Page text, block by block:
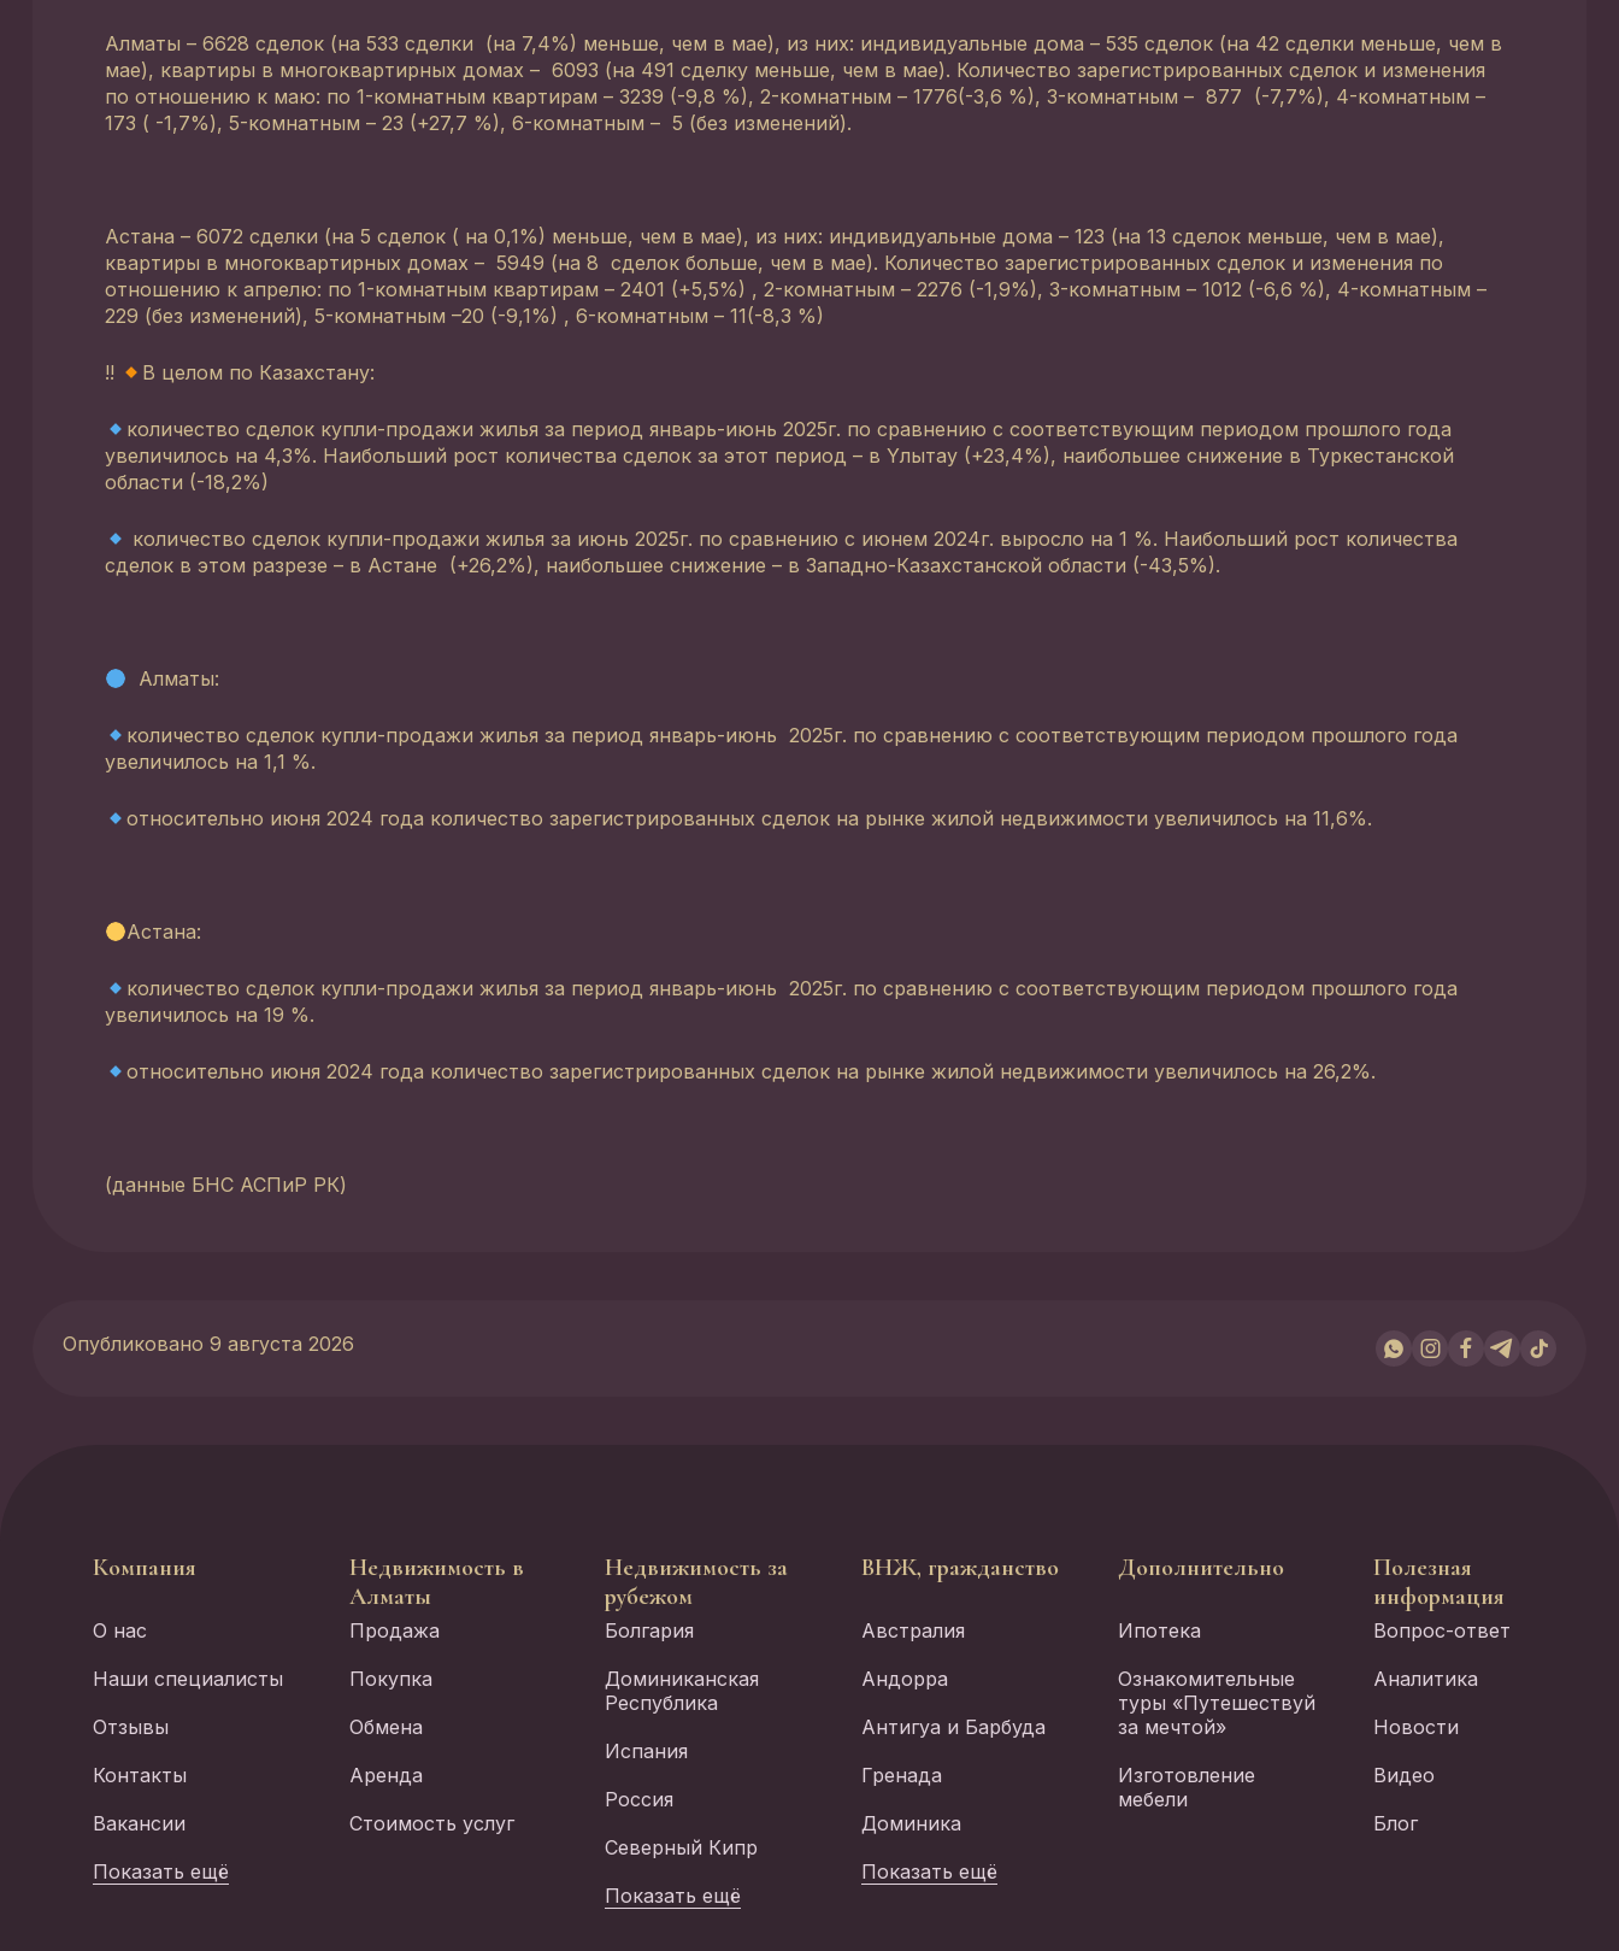
Алматы – 6628 сделок (на 533 сделки (на 7,4%) меньше, чем в мае), из них: индивидуальные дома – 535 сделок (на 42 сделки меньше, чем в
мае), квартиры в многоквартирных домах – 6093 (на 491 сделку меньше, чем в мае). Количество зарегистрированных сделок и изменения
по отношению к маю: по 1-комнатным квартирам – 3239 (-9,8 %), 2-комнатным – 1776(-3,6 %), 3-комнатным – 877 (-7,7%), 4-комнатным –
173 ( -1,7%), 5-комнатным – 23 (+27,7 %), 6-комнатным – 5 (без изменений).
Астана – 6072 сделки (на 5 сделок ( на 0,1%) меньше, чем в мае), из них: индивидуальные дома – 123 (на 13 сделок меньше, чем в мае),
квартиры в многоквартирных домах – 5949 (на 8 сделок больше, чем в мае). Количество зарегистрированных сделок и изменения по
отношению к апрелю: по 1-комнатным квартирам – 2401 (+5,5%) , 2-комнатным – 2276 (-1,9%), 3-комнатным – 1012 (-6,6 %), 4-комнатным –
229 (без изменений), 5-комнатным –20 (-9,1%) , 6-комнатным – 11(-8,3 %)
!! В целом по Казахстану:
количество сделок купли-продажи жилья за период январь-июнь 2025г. по сравнению с соответствующим периодом прошлого года
увеличилось на 4,3%. Наибольший рост количества сделок за этот период – в Yлытау (+23,4%), наибольшее снижение в Туркестанской
области (-18,2%)
количество сделок купли-продажи жилья за июнь 2025г. по сравнению с июнем 2024г. выросло на 1 %. Наибольший рост количества
сделок в этом разрезе – в Астане (+26,2%), наибольшее снижение – в Западно-Казахстанской области (-43,5%).
Алматы:
количество сделок купли-продажи жилья за период январь-июнь 2025г. по сравнению с соответствующим периодом прошлого года
увеличилось на 1,1 %.
относительно июня 2024 года количество зарегистрированных сделок на рынке жилой недвижимости увеличилось на 11,6%.
Астана:
количество сделок купли-продажи жилья за период январь-июнь 2025г. по сравнению с соответствующим периодом прошлого года
увеличилось на 19 %.
относительно июня 2024 года количество зарегистрированных сделок на рынке жилой недвижимости увеличилось на 26,2%.
(данные БНС АСПиР РК)
Опубликовано 9 августа 2026
Компания
О нас
Наши специалисты
Отзывы
Контакты
Вакансии
Показать ещё
Недвижимость в
Алматы
Продажа
Покупка
Обмена
Аренда
Стоимость услуг
Недвижимость за
рубежом
Болгария
Доминиканская
Республика
Испания
Россия
Северный Кипр
Показать ещё
ВНЖ, гражданство
Австралия
Андорра
Антигуа и Барбуда
Гренада
Доминика
Показать ещё
Дополнительно
Ипотека
Ознакомительные
туры «Путешествуй
за мечтой»
Изготовление
мебели
Полезная
информация
Вопрос-ответ
Аналитика
Новости
Видео
Блог